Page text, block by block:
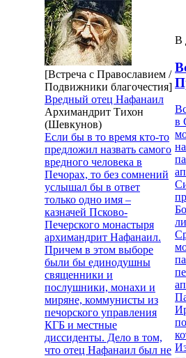
[Встреча с Православием /
Подвижники благочестия]
Вредный отец Нафанаил
Архимандрит Тихон
(Шевкунов)
Если бы в то время кто-то
предложил назвать самого
вредного человека в
Печорах, то без сомнений
услышал бы в ответ
только одно имя –
казначей Псково-
Печерского монастыря
архимандрит Нафанаил.
Причем в этом выборе
были бы единодушны
священники и
послушники, монахи и
миряне, коммунисты из
печорского управления
КГБ и местные
диссиденты. Дело в том,
что отец Нафанаил был не
В
в